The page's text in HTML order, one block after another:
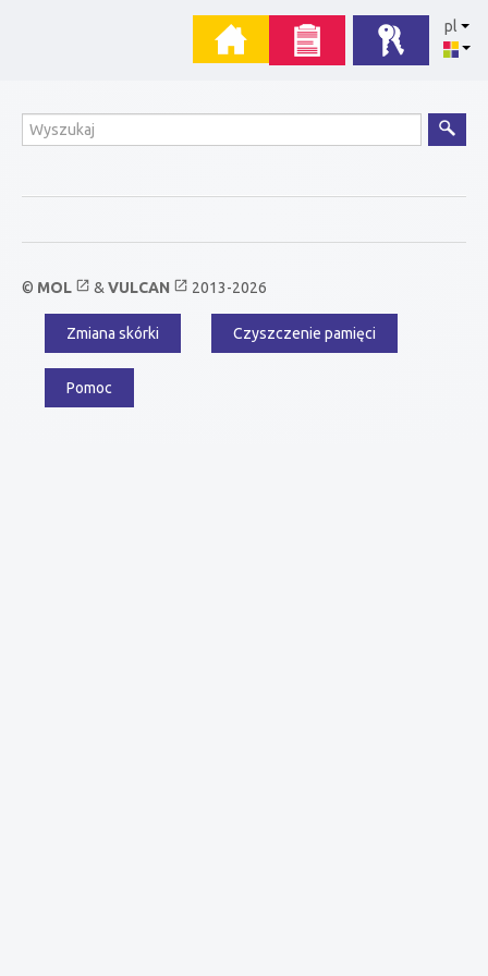
pl
Wyszukiwanie
© MOL open_in_new & VULCAN open_in_new 2013-2026
Menu
dodatkowe
Zmiana skórki Czyszczenie pamięci
Pomoc